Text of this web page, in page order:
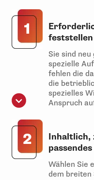
1
feststellen
Sie sind
spezielle
fehlen die
die
spezielles
Anspruch
2
Inhaltlich,
Wählen Sie
dem breiten